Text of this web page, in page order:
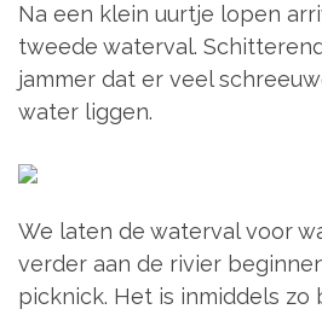
Na een klein uurtje lopen
tweede waterval.
jammer dat er veel
water liggen.
We laten de waterval voor
verder aan de rivier
picknick. Het is inmiddels